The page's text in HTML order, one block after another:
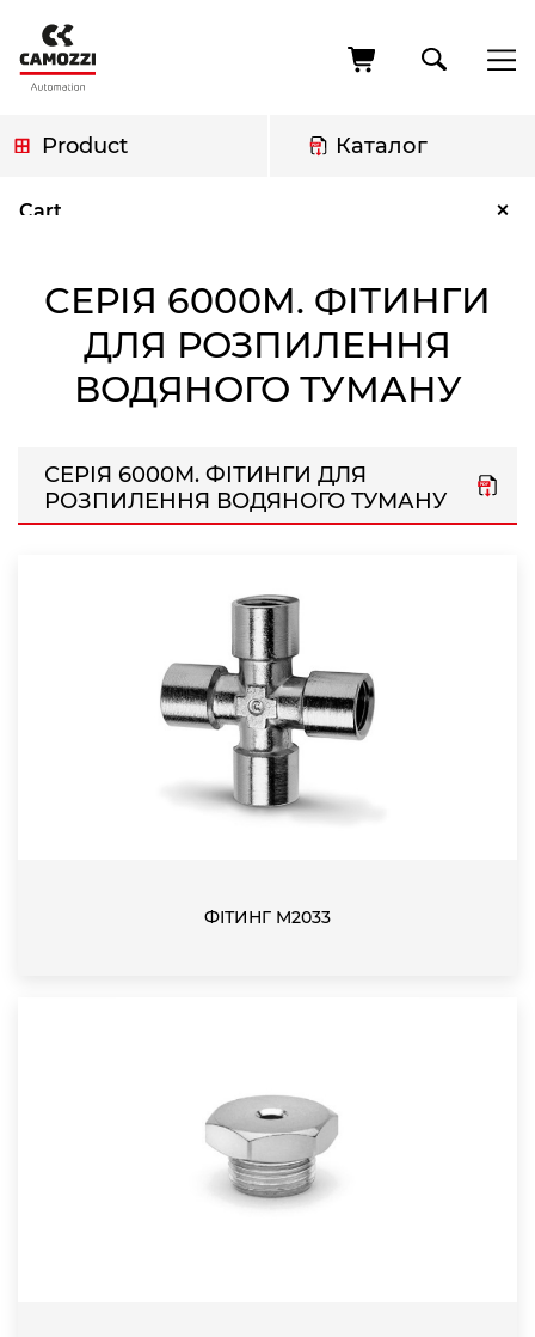
main
content
Product Каталог
Cart ×
СЕРІЯ 6000M. ФІТИНГИ
ДЛЯ РОЗПИЛЕННЯ
ВОДЯНОГО ТУМАНУ
СЕРІЯ 6000M. ФІТИНГИ ДЛЯ
РОЗПИЛЕННЯ ВОДЯНОГО ТУМАНУ
ФІТИНГ M2033